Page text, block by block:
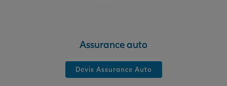
Assurance auto
Devis Assurance Auto